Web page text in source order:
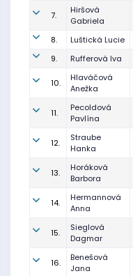
7.
Hiršová
Gabriela
8. Luštická Lucie
9.
Rufferová Iva
10.
Hlaváčová
Anežka
11.
Pecoldová
Pavlína
12.
Straube
Hanka
13.
Horáková
Barbora
14.
Hermannová
Anna
15.
Sieglová
Dagmar
16.
Benešová
Jana